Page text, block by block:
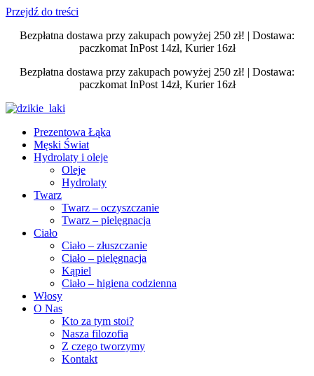
Przejdź do treści
Bezpłatna dostawa przy zakupach powyżej 250 zł! | Dostawa:
paczkomat InPost 14zł, Kurier 16zł
Bezpłatna dostawa przy zakupach powyżej 250 zł! | Dostawa:
paczkomat InPost 14zł, Kurier 16zł
Prezentowa Łąka
Męski Świat
Hydrolaty i oleje
Oleje
Hydrolaty
Twarz
Twarz – oczyszczanie
Twarz – pielęgnacja
Ciało
Ciało – złuszczanie
Ciało – pielęgnacja
Kąpiel
Ciało – higiena codzienna
Włosy
O Nas
Kto za tym stoi?
Nasza filozofia
Z czego tworzymy
Kontakt